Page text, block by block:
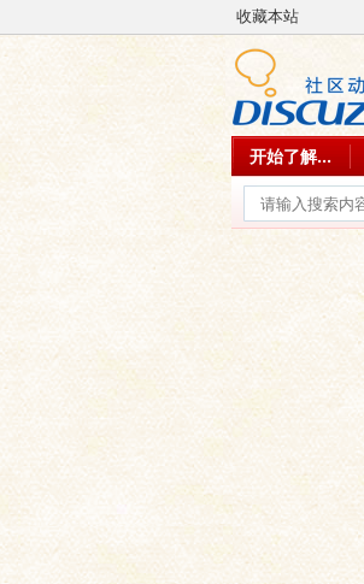
收藏本站
开始了解...